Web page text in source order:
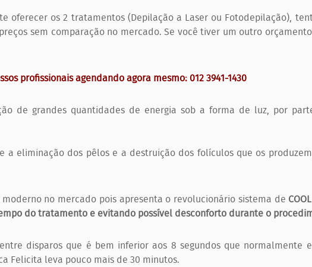
oferecer os 2 tratamentos (Depilação a Laser ou Fotodepilação),
sem comparação no mercado. Se você tiver um outro
profissionais agendando agora mesmo: 012 3941-1430
de grandes quantidades de energia sob a forma de luz, por
a eliminação dos pêlos e a destruição dos folículos que os
no mercado pois apresenta o revolucionário sistema de
do tratamento e evitando possível desconforto durante o
disparos que é bem inferior aos 8 segundos que normalmente
Felicita leva pouco mais de 30 minutos.